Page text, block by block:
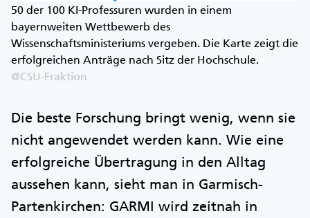
50 der 100 KI-Professuren wurden in einem
bayernweiten Wettbewerb des
Wissenschaftsministeriums vergeben. Die Karte zeigt die
erfolgreichen Anträge nach Sitz der Hochschule.
@CSU-Fraktion
Die beste Forschung bringt wenig, wenn sie
nicht angewendet werden kann. Wie eine
erfolgreiche Übertragung in den Alltag
aussehen kann, sieht man in Garmisch-
Partenkirchen: GARMI wird zeitnah in